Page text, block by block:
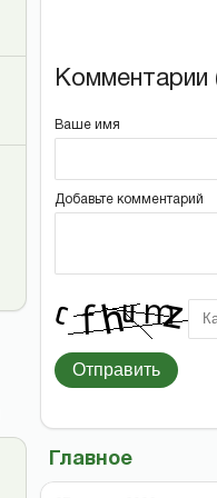
Комментарии
Ваше имя
Добавьте комментарий
Отправить
Главное